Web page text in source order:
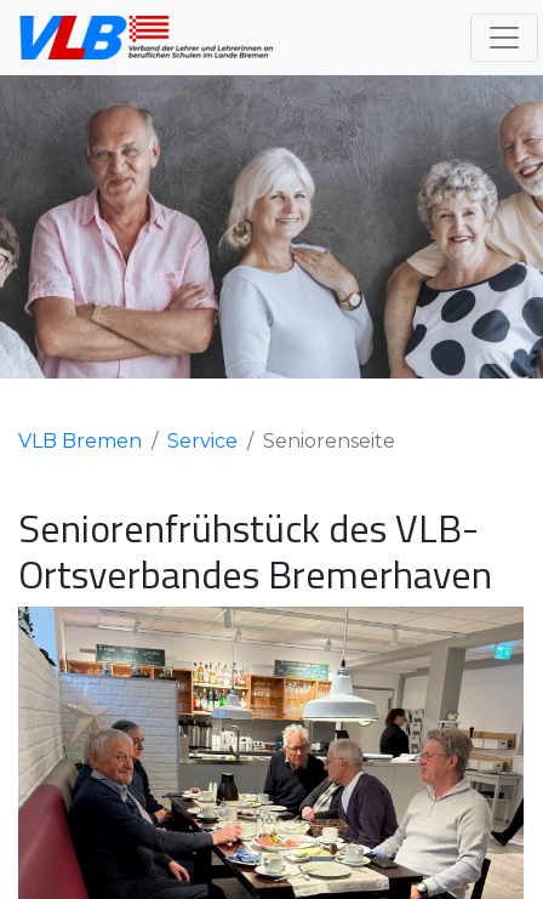
VLB Bremen Service Seniorenseite
Seniorenfrühstück des VLB-
Ortsverbandes Bremerhaven